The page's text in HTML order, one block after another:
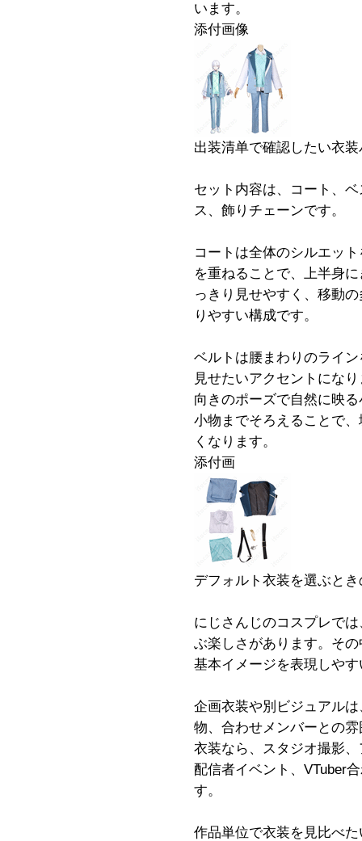
います。
添付画像
出装清单で確認したい衣
セット内容は、コート、
ス、飾りチェーンです。
コートは全体のシルエッ
を重ねることで、上半身
っきり見せやすく、移動
りやすい構成です。
ベルトは腰まわりのライ
見せたいアクセントにな
向きのポーズで自然に映
小物までそろえることで
くなります。
添付画
デフォルト衣装を選ぶと
にじさんじのコスプレで
ぶ楽しさがあります。そ
基本イメージを表現しや
企画衣装や別ビジュアル
物、合わせメンバーとの
衣装なら、スタジオ撮影
配信者イベント、VTuber
す。
作品単位で衣装を見比べ